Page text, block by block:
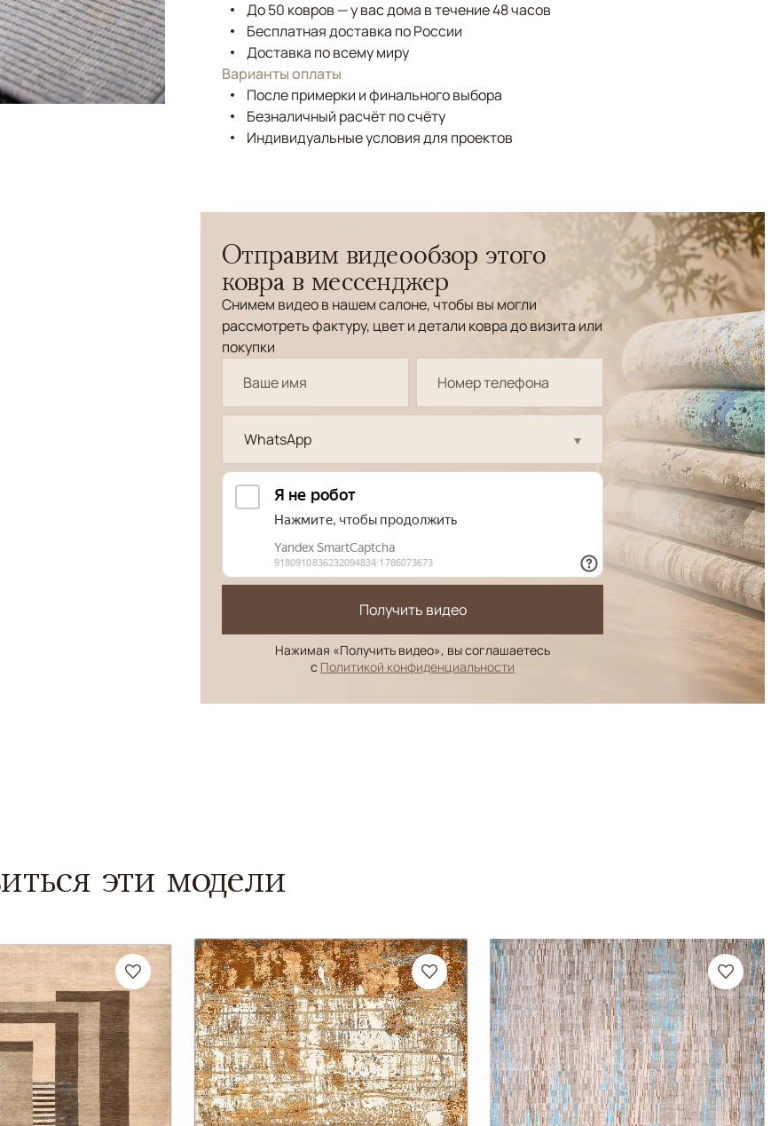
До 50 ковров — у вас дома в течение 48 часов
Бесплатная доставка по России
Доставка по всему миру
Варианты оплаты
После примерки и финального выбора
Безналичный расчёт по счёту
Индивидуальные условия для проектов
Отправим видеообзор этого
ковра в мессенджер
Снимем видео в нашем салоне, чтобы вы могли
рассмотреть фактуру, цвет и детали ковра до визита или
покупки
WhatsApp
Получить видео
Нажимая «Получить видео», вы соглашаетесь
с Политикой конфиденциальности
эти модели